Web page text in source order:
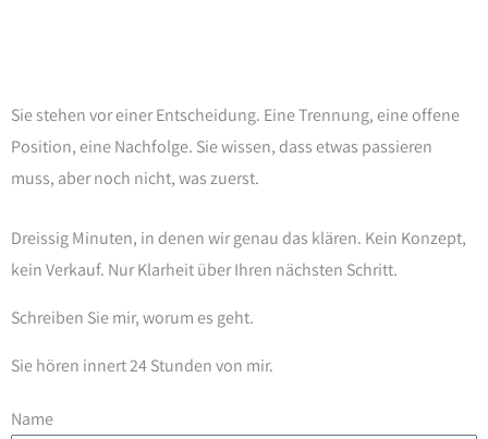
Sie stehen vor einer Entscheidung. Eine Trennung, eine offene
Position, eine Nachfolge. Sie wissen, dass etwas passieren
muss, aber noch nicht, was zuerst.
Dreissig Minuten, in denen wir genau das klären. Kein Konzept,
kein Verkauf. Nur Klarheit über Ihren nächsten Schritt.
Schreiben Sie mir, worum es geht.
Sie hören innert 24 Stunden von mir.
Name